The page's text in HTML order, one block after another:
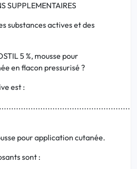
SUPPLEMENTAIRES
substances actives et des
5 %, mousse pour
en flacon pressurisé ?
est:
pour application cutanée.
sont :